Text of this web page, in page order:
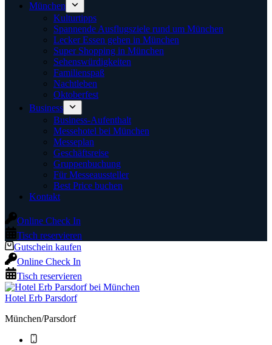
München
Kulturtipps
Spannende Ausflugsziele rund um München
Lecker Essen gehen in München
Super Shopping in München
Sehenswürdigkeiten
Familienspaß
Nachtleben
Oktoberfest
Business
Business-Aufenthalt
Messehotel bei München
Messeplan
Geschäftsreise
Gruppenbuchung
Für Messeaussteller
Best Price buchen
Kontakt
Online Check In
Tisch reservieren
Gutschein kaufen
Online Check In
Tisch reservieren
Hotel Erb Parsdorf
München/Parsdorf